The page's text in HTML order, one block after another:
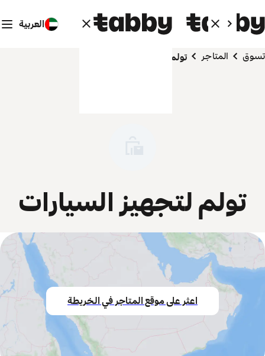
العربية
تسوق المتاجر تولم لتجهيز السيارات
تولم لتجهيز السيارات
اعثر على موقع المتاجر في الخريطة